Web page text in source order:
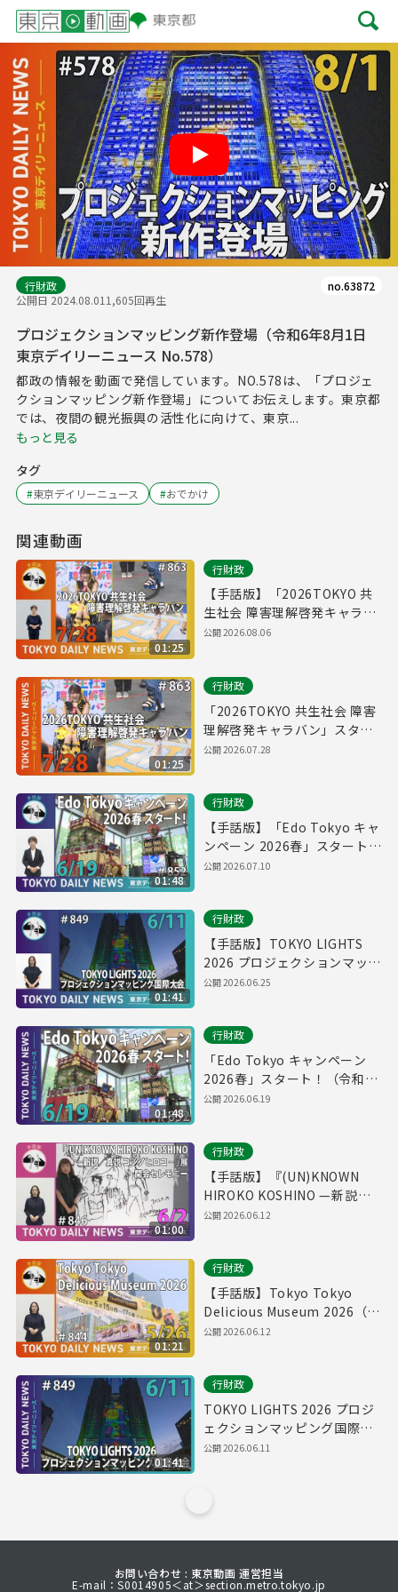
Play
行財政
公開日 2024.08.011,605回再生
no.63872
プロジェクションマッピング新作登場（令和6年8月1日
東京デイリーニュース No.578）
都政の情報を動画で発信しています。NO.578は、「プロジェ
クションマッピング新作登場」についてお伝えします。東京都
では、夜間の観光振興の活性化に向けて、東京...
もっと見る
タグ
#東京デイリーニュース #おでかけ
関連動画
01:25
行財政
【手話版】「2026TOKYO 共
生社会 障害理解啓発キャラバ
ン」スタート！（令和8年7月
公開2026.08.06
01:25
行財政
「2026TOKYO 共生社会 障害
理解啓発キャラバン」スター
ト！（令和8年7月28日 東京デ
公開2026.07.28
01:48
行財政
【手話版】「Edo Tokyo キャ
ンペーン 2026春」スタート！
（令和8年6月17日 東京デイリ
公開2026.07.10
01:41
行財政
【手話版】TOKYO LIGHTS
2026 プロジェクションマッピ
ング国際大会（令和8年6月11
公開2026.06.25
01:48
行財政
「Edo Tokyo キャンペーン
2026春」スタート！（令和8
年6月17日 東京デイリーニュ
公開2026.06.19
01:00
行財政
【手話版】『(UN)KNOWN
HIROKO KOSHINO —新説／
真説 コシノヒロコ—』展 開会
No.846）
公開2026.06.12
01:21
行財政
【手話版】Tokyo Tokyo
Delicious Museum 2026（令
和8年5月26日 東京デイリーニ
公開2026.06.12
01:41
行財政
TOKYO LIGHTS 2026 プロジ
ェクションマッピング国際大
会（令和8年6月11日 東京デイ
公開2026.06.11
お問い合わせ : 東京動画 運営担当
E-mail：S0014905＜at＞section.metro.tokyo.jp